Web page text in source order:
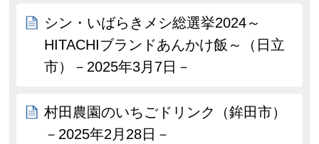
シン・いばらきメシ総選挙2024～
HITACHIブランドあんかけ飯～（日立
市）－2025年3月7日－
村田農園のいちごドリンク（鉾田市）
－2025年2月28日－